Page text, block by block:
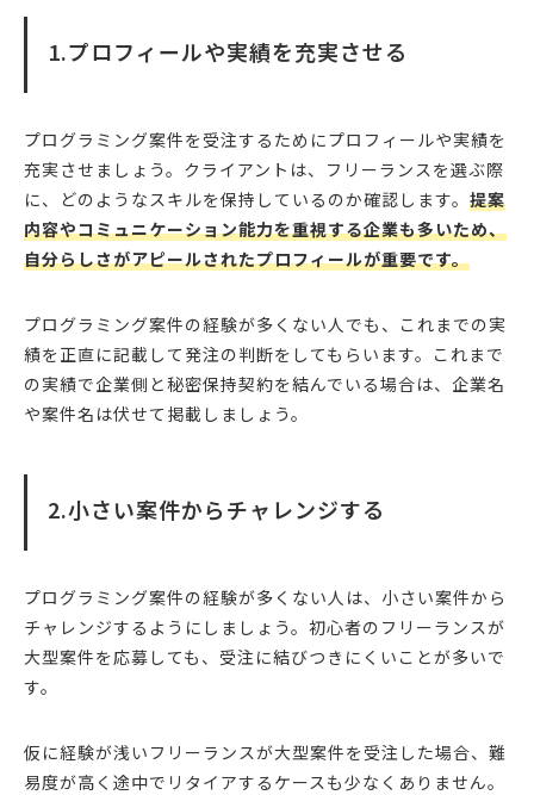
1.プロフィールや実績を充実させる
プログラミング案件を受注するためにプロフィールや実績を
充実させましょう。クライアントは、フリーランスを選ぶ際
に、どのようなスキルを保持しているのか確認します。 提案
内容やコミュニケーション能力を重視する企業も多いため、
自分らしさがアピールされたプロフィールが重要です。
プログラミング案件の経験が多くない人でも、これまでの実
績を正直に記載して発注の判断をしてもらいます。これまで
の実績で企業側と秘密保持契約を結んでいる場合は、企業名
や案件名は伏せて掲載しましょう。
2.小さい案件からチャレンジする
プログラミング案件の経験が多くない人は、小さい案件から
チャレンジするようにしましょう。初心者のフリーランスが
大型案件を応募しても、受注に結びつきにくいことが多いで
す。
仮に経験が浅いフリーランスが大型案件を受注した場合、難
易度が高く途中でリタイアするケースも少なくありません。